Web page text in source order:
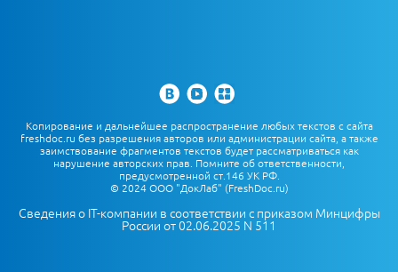
Копирование и дальнейшее распространение любых текстов с сайта
freshdoc.ru без разрешения авторов или администрации сайта, а также
заимствование фрагментов текстов будет рассматриваться как
нарушение авторских прав. Помните об ответственности,
предусмотренной ст.146 УК РФ.
© 2024 ООО "ДокЛаб" (FreshDoc.ru)
Сведения о IT-компании в соответствии с приказом Минцифры
России от 02.06.2025 N 511